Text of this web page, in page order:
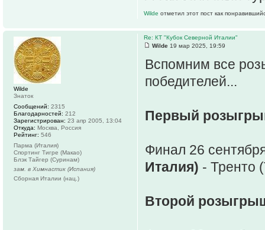
Wilde отметил этот пост как
Re: КТ "Кубок Северной Италии"
Wilde 19 мар 2025, 19:59
Вспомним все
победителей...
Первый
Финал 26
Италия) - Тренто
Второй
Wilde
Знаток
Сообщений: 2315
Благодарностей: 212
Зарегистрирован: 23 апр 2005, 13:04
Откуда: Москва, Россия
Рейтинг: 546
Парма (Италия)
Спортинг Тигре (Макао)
Блэк Тайгер (Суринам)
зам. в Химнастик (Испания)
Сборная Италии (нац.)